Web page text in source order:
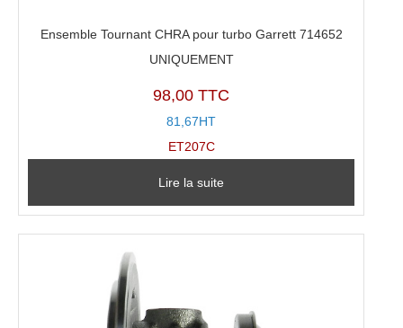
Ensemble Tournant CHRA pour turbo Garrett 714652
UNIQUEMENT
98,00 TTC
81,67HT
ET207C
Lire la suite